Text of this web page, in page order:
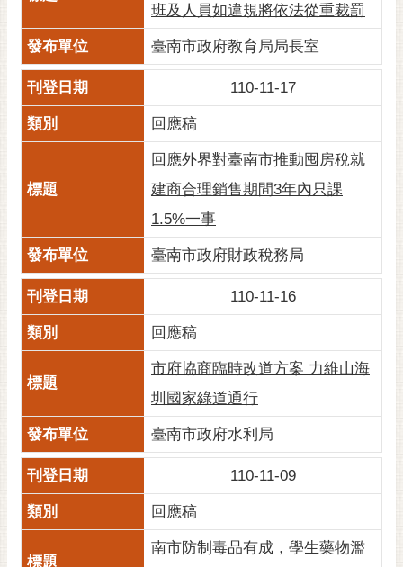
班及人員如違規將依法從重裁罰
臺南市政府教育局局長室
110-11-17
回應稿
回應外界對臺南市推動囤房稅就
建商合理銷售期間3年內只課
1.5%一事
臺南市政府財政稅務局
110-11-16
回應稿
市府協商臨時改道方案 力維山海
圳國家綠道通行
臺南市政府水利局
110-11-09
回應稿
南市防制毒品有成，學生藥物濫